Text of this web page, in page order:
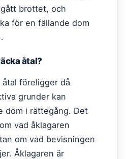
brottet, och
för en fällande dom
åtal?
föreligger då
grunder kan
dom i rättegång. Det
vad åklagaren
om vad bevisningen
Åklagaren är